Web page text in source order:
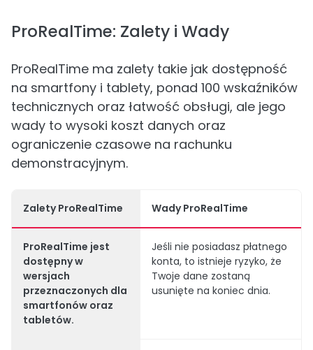
ProRealTime: Zalety i Wady
ProRealTime ma zalety takie jak dostępność
na smartfony i tablety, ponad 100 wskaźników
technicznych oraz łatwość obsługi, ale jego
wady to wysoki koszt danych oraz
ograniczenie czasowe na rachunku
demonstracyjnym.
Zalety ProRealTime Wady ProRealTime
ProRealTime jest
dostępny w
wersjach
przeznaczonych dla
smartfonów oraz
tabletów.
Jeśli nie posiadasz płatnego
konta, to istnieje ryzyko, że
Twoje dane zostaną
usunięte na koniec dnia.